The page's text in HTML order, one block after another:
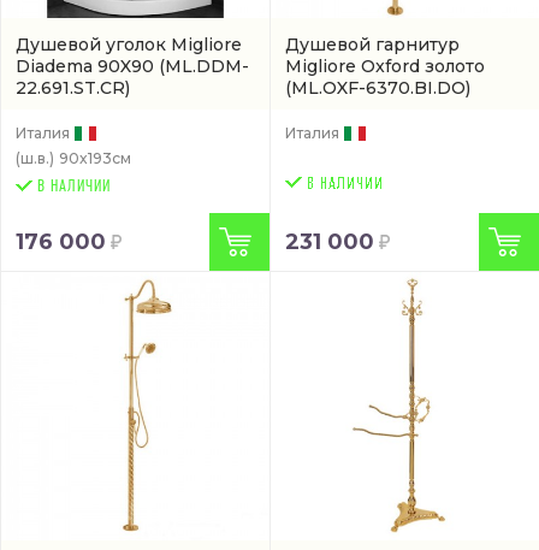
Душевой уголок Migliore
Diadema 90X90 (ML.DDM-
22.691.ST.CR)
Италия
(ш.в.) 90x193см
В НАЛИЧИИ
176 000
Душевой гарнитур
Migliore Oxford золото
(ML.OXF-6370.BI.DO)
Италия
231 000